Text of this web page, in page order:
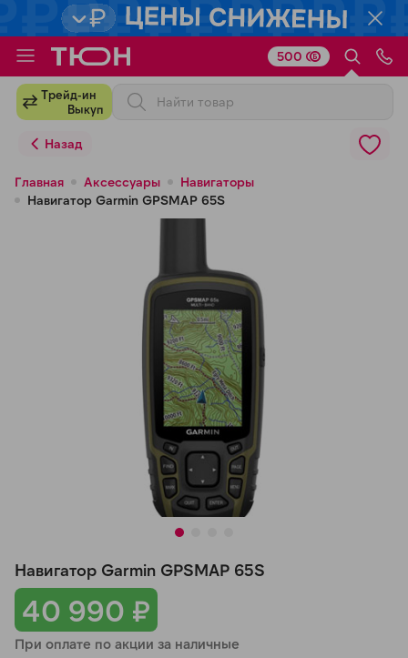
Трейд-ин
Выкуп
500
Назад
Главная Аксессуары
Навигаторы
Навигатор Garmin GPSMAP 65S
40 990 ₽
При оплате по акции за наличные
Навигатор Garmin GPSMAP 65S
Для клиентов всех банков
Разбейте
оплатуна части
без переплат
График платежей
Добавляйте товары
Оплачивайте сегодня только
% картой любого банка
Получайте товар
выбранный способом